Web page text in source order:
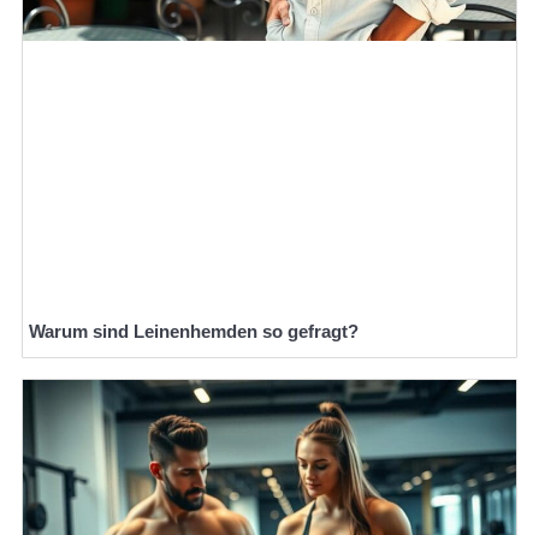
Warum sind Leinenhemden so gefragt?